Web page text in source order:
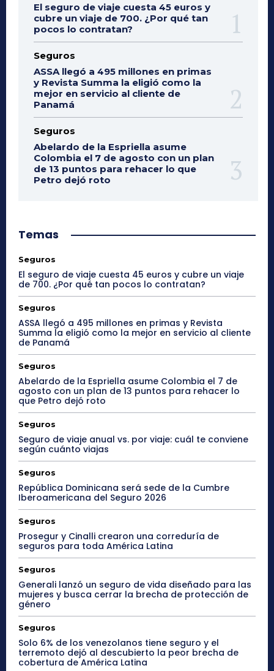
El seguro de viaje cuesta 45 euros y
cubre un viaje de 700. ¿Por qué tan
pocos lo contratan?
Seguros
ASSA llegó a 495 millones en primas
y Revista Summa la eligió como la
mejor en servicio al cliente de
Panamá
Seguros
Abelardo de la Espriella asume
Colombia el 7 de agosto con un plan
de 13 puntos para rehacer lo que
Petro dejó roto
Temas
Seguros
El seguro de viaje cuesta 45 euros y cubre un viaje
de 700. ¿Por qué tan pocos lo contratan?
Seguros
ASSA llegó a 495 millones en primas y Revista
Summa la eligió como la mejor en servicio al cliente
de Panamá
Seguros
Abelardo de la Espriella asume Colombia el 7 de
agosto con un plan de 13 puntos para rehacer lo
que Petro dejó roto
Seguros
Seguro de viaje anual vs. por viaje: cuál te conviene
según cuánto viajas
Seguros
República Dominicana será sede de la Cumbre
Iberoamericana del Seguro 2026
Seguros
Prosegur y Cinalli crearon una correduría de
seguros para toda América Latina
Seguros
Generali lanzó un seguro de vida diseñado para las
mujeres y busca cerrar la brecha de protección de
género
Seguros
Solo 6% de los venezolanos tiene seguro y el
terremoto dejó al descubierto la peor brecha de
cobertura de América Latina